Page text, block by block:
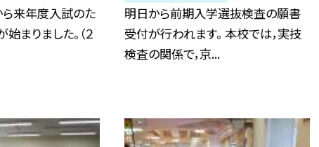
ら来年度入試のた
まりました。（２
明日から前期入学選抜検査の願書
受付が行われます。 本校では，実技
検査の関係で，京...